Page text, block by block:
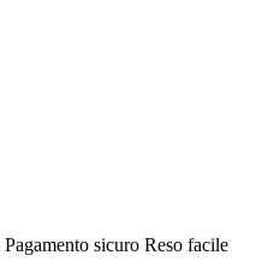
Pagamento sicuro Reso facile